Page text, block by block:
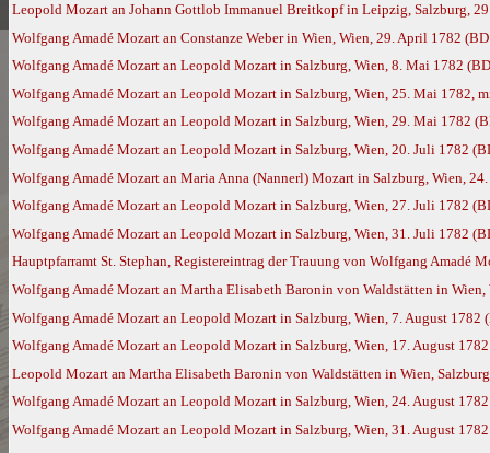
Leopold Mozart an Johann Gottlob Immanuel Breitkopf in Leipzig, Salzburg,
Wolfgang Amadé Mozart an Constanze Weber in Wien, Wien, 29. April 1782
Wolfgang Amadé Mozart an Leopold Mozart in Salzburg, Wien, 8. Mai 1782
Wolfgang Amadé Mozart an Leopold Mozart in Salzburg, Wien, 25. Mai 1782,
Wolfgang Amadé Mozart an Leopold Mozart in Salzburg, Wien, 29. Mai 1782
Wolfgang Amadé Mozart an Leopold Mozart in Salzburg, Wien, 20. Juli 1782
Wolfgang Amadé Mozart an Maria Anna (Nannerl) Mozart in Salzburg, Wien,
Wolfgang Amadé Mozart an Leopold Mozart in Salzburg, Wien, 27. Juli 1782
Wolfgang Amadé Mozart an Leopold Mozart in Salzburg, Wien, 31. Juli 1782
Hauptpfarramt St. Stephan, Registereintrag der Trauung von Wolfgang Amadé
Wolfgang Amadé Mozart an Martha Elisabeth Baronin von Waldstätten in
Wolfgang Amadé Mozart an Leopold Mozart in Salzburg, Wien, 7. August 1782
Wolfgang Amadé Mozart an Leopold Mozart in Salzburg, Wien, 17. August
Leopold Mozart an Martha Elisabeth Baronin von Waldstätten in Wien,
Wolfgang Amadé Mozart an Leopold Mozart in Salzburg, Wien, 24. August
Wolfgang Amadé Mozart an Leopold Mozart in Salzburg, Wien, 31. August